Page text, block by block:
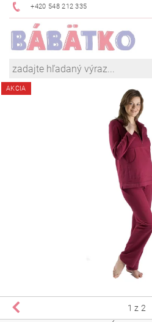
+420 548 212 335
AKCIA
1 z 2